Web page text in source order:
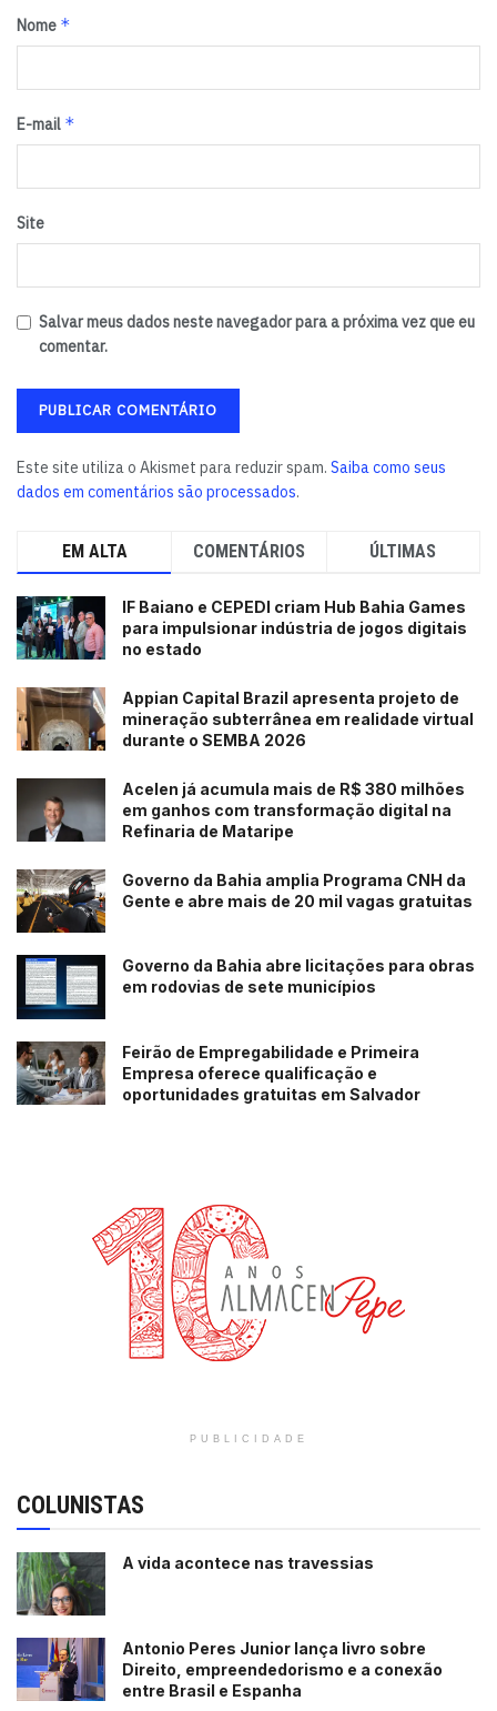
Nome *
E-mail *
Site
Salvar meus dados neste navegador para a próxima vez que eu
comentar.
Este site utiliza o Akismet para reduzir spam. Saiba como seus
dados em comentários são processados.
EM ALTA COMENTÁRIOS ÚLTIMAS
IF Baiano e CEPEDI criam Hub Bahia Games
para impulsionar indústria de jogos digitais
no estado
Appian Capital Brazil apresenta projeto de
mineração subterrânea em realidade virtual
durante o SEMBA 2026
Acelen já acumula mais de R$ 380 milhões
em ganhos com transformação digital na
Refinaria de Mataripe
Governo da Bahia amplia Programa CNH da
Gente e abre mais de 20 mil vagas gratuitas
Governo da Bahia abre licitações para obras
em rodovias de sete municípios
Feirão de Empregabilidade e Primeira
Empresa oferece qualificação e
oportunidades gratuitas em Salvador
PUBLICIDADE
COLUNISTAS
A vida acontece nas travessias
Antonio Peres Junior lança livro sobre
Direito, empreendedorismo e a conexão
entre Brasil e Espanha